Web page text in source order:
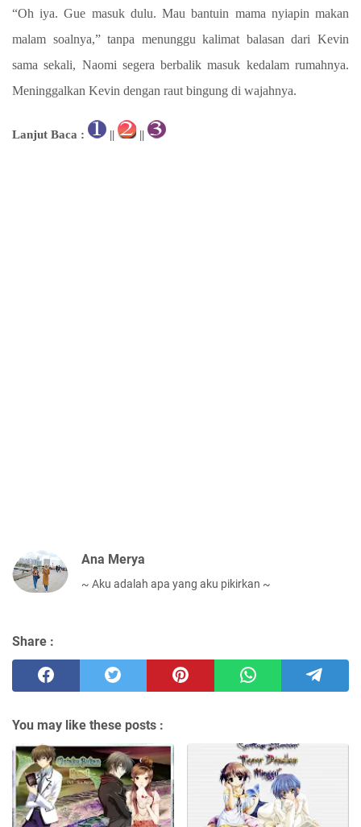
“Oh iya. Gue masuk dulu. Mau bantuin mama nyiapin makan
malam soalnya,” tanpa menunggu kalimat balasan dari Kevin
sama sekali, Naomi segera berbalik masuk kedalam rumahnya.
Meninggalkan Kevin dengan raut bingung di wajahnya.
Lanjut Baca : || ||
Ana Merya
~ Aku adalah apa yang aku pikirkan ~
Share :
You may like these posts :